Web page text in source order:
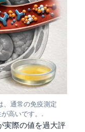
、通常の免疫測定
高いです。.
実際の値を過大評